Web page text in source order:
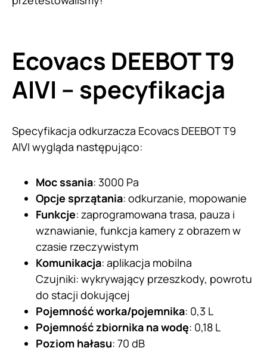
Ecovacs DEEBOT T9
AIVI – specyfikacja
Specyfikacja odkurzacza Ecovacs DEEBOT T9
AIVI wygląda następująco:
Moc ssania: 3000 Pa
Opcje sprzątania: odkurzanie, mopowanie
Funkcje: zaprogramowana trasa, pauza i
wznawianie, funkcja kamery z obrazem w
czasie rzeczywistym
Komunikacja: aplikacja mobilna
Czujniki: wykrywający przeszkody, powrotu
do stacji dokującej
Pojemność worka/pojemnika: 0,3 L
Pojemność zbiornika na wodę: 0,18 L
Poziom hałasu: 70 dB